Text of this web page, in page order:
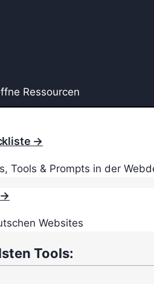
Ressourcen
→
Tools & Prompts in der
→
Websites
Tools: